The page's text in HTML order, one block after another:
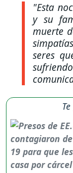
"Esta
y su
muerte
seres